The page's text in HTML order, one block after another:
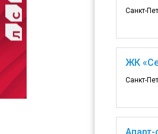
Санкт-
ЖК
Санкт-